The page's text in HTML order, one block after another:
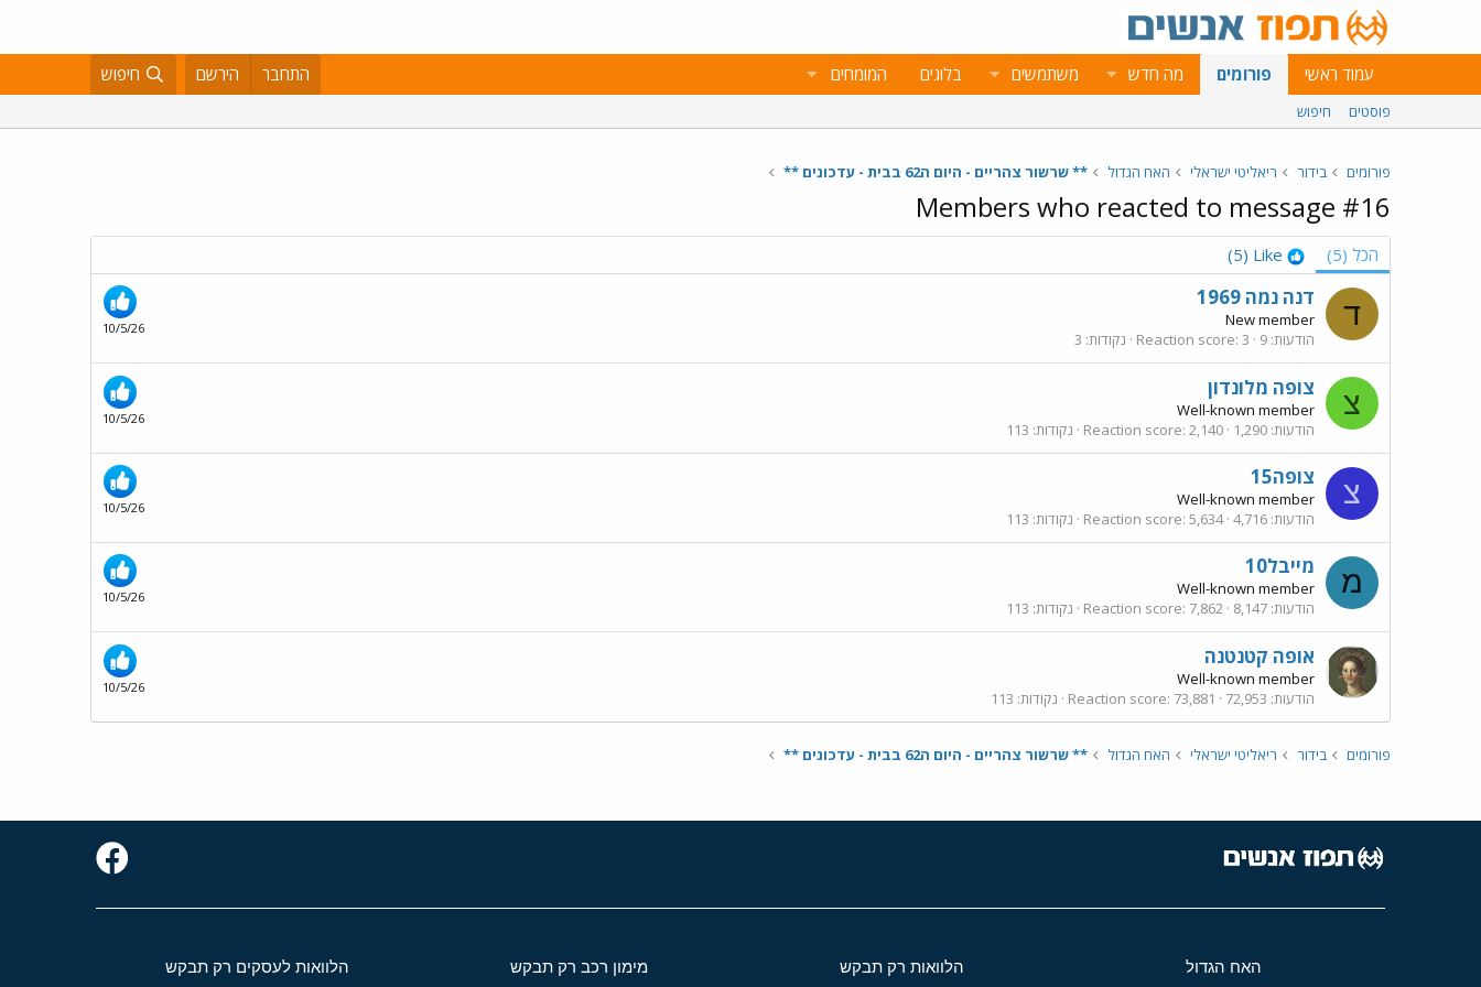
עמוד ראשי פורומים מה חדש משתמשים בלוגים המומחים התחבר הירשם חיפוש
פוסטים חיפוש
פורומים בידור ריאליטי ישראלי האח הגדול ** שרשור צהריים - היום ה62 בבית - עדכונים **
Members who reacted to message #16
הכל (5)
Like
(5)
ד 10/5/26
דנה נמה 1969
New member
הודעות 9
Reaction score 3 נקודות 3
צ 10/5/26
צופה מלונדון
Well-known member
הודעות 1,290
Reaction score 2,140 נקודות 113
צ 10/5/26
צופה15
Well-known member
הודעות 4,716
Reaction score 5,634 נקודות 113
מ 10/5/26
מייבל10
Well-known member
הודעות 8,147
Reaction score 7,862 נקודות 113
10/5/26
אופה קטנטנה
Well-known member
הודעות 72,953
Reaction score 73,881 נקודות 113
פורומים בידור ריאליטי ישראלי האח הגדול ** שרשור צהריים - היום ה62 בבית - עדכונים **
האח הגדול הלוואות רק תבקש מימון רכב רק תבקש הלוואות לעסקים רק תבקש